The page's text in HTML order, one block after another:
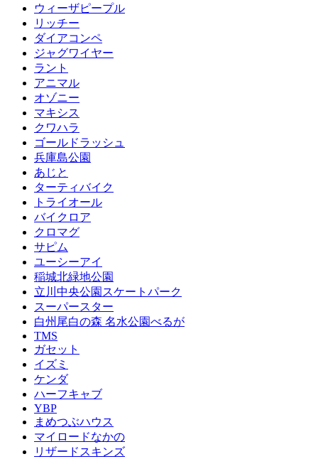
ウィーザピープル
リッチー
ダイアコンペ
ジャグワイヤー
ラント
アニマル
オゾニー
マキシス
クワハラ
ゴールドラッシュ
兵庫島公園
あじと
ターティバイク
トライオール
バイクロア
クロマグ
サピム
ユーシーアイ
稲城北緑地公園
立川中央公園スケートパーク
スーパースター
白州尾白の森 名水公園べるが
TMS
ガセット
イズミ
ケンダ
ハーフキャブ
YBP
まめつぶハウス
マイロードなかの
リザードスキンズ